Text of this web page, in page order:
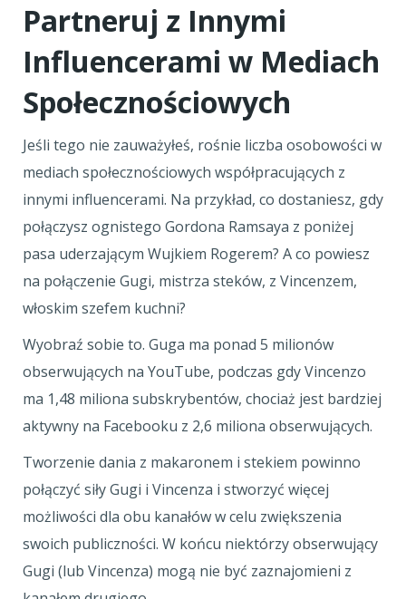
Partneruj z Innymi
Influencerami w Mediach
Społecznościowych
Jeśli tego nie zauważyłeś, rośnie liczba osobowości w
mediach społecznościowych współpracujących z
innymi influencerami. Na przykład, co dostaniesz, gdy
połączysz ognistego Gordona Ramsaya z poniżej
pasa uderzającym Wujkiem Rogerem? A co powiesz
na połączenie Gugi, mistrza steków, z Vincenzem,
włoskim szefem kuchni?
Wyobraź sobie to. Guga ma ponad 5 milionów
obserwujących na YouTube, podczas gdy Vincenzo
ma 1,48 miliona subskrybentów, chociaż jest bardziej
aktywny na Facebooku z 2,6 miliona obserwujących.
Tworzenie dania z makaronem i stekiem powinno
połączyć siły Gugi i Vincenza i stworzyć więcej
możliwości dla obu kanałów w celu zwiększenia
swoich publiczności. W końcu niektórzy obserwujący
Gugi (lub Vincenza) mogą nie być zaznajomieni z